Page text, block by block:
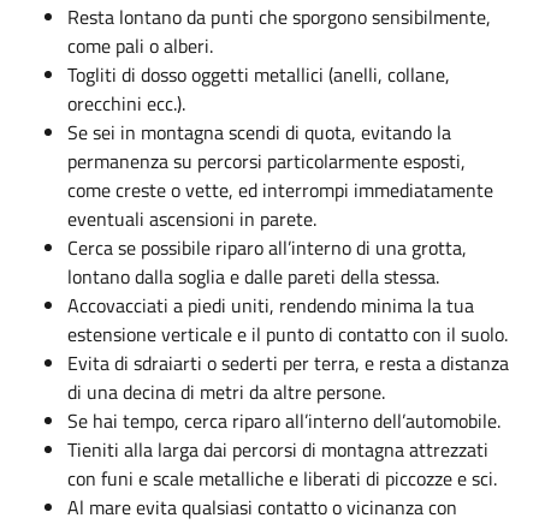
Resta lontano da punti che sporgono sensibilmente,
come pali o alberi.
Togliti di dosso oggetti metallici (anelli, collane,
orecchini ecc.).
Se sei in montagna scendi di quota, evitando la
permanenza su percorsi particolarmente esposti,
come creste o vette, ed interrompi immediatamente
eventuali ascensioni in parete.
Cerca se possibile riparo all’interno di una grotta,
lontano dalla soglia e dalle pareti della stessa.
Accovacciati a piedi uniti, rendendo minima la tua
estensione verticale e il punto di contatto con il suolo.
Evita di sdraiarti o sederti per terra, e resta a distanza
di una decina di metri da altre persone.
Se hai tempo, cerca riparo all’interno dell’automobile.
Tieniti alla larga dai percorsi di montagna attrezzati
con funi e scale metalliche e liberati di piccozze e sci.
Al mare evita qualsiasi contatto o vicinanza con